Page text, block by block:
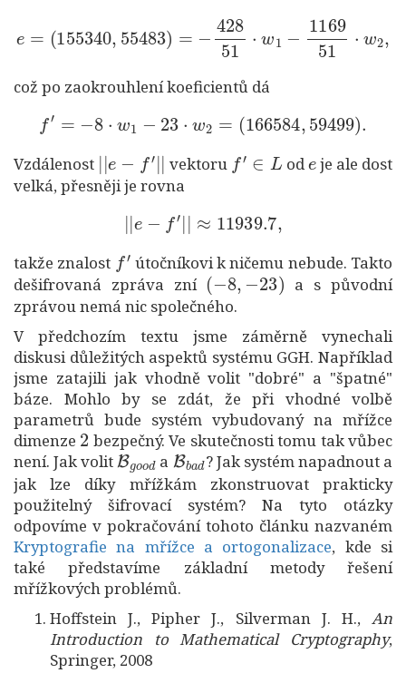
42851⋅ 116951⋅
což po zaokrouhlení koeficientů dá
−8 w1 23⋅w 2= 166584,59499).
Vzdálenost
| ′||
vektoru
′∈
od
je ale dost
velká, přesněji je rovna
|| −f′||≈11939.7,
takže znalost
′
útočníkovi k ničemu nebude. Takto
dešifrovaná zpráva zní
(−8,−23)
a s původní
zprávou nemá nic společného.
V předchozím textu jsme záměrně vynechali
diskusi důležitých aspektů systému GGH. Například
jsme zatajili jak vhodně volit "dobré" a "špatné"
báze. Mohlo by se zdát, že při vhodné volbě
parametrů bude systém vybudovaný na mřížce
dimenze
2
bezpečný. Ve skutečnosti tomu tak vůbec
není. Jak volit
Bgood
a
Bbad
? Jak systém napadnout a
jak lze díky mřížkám zkonstruovat prakticky
použitelný šifrovací systém? Na tyto otázky
odpovíme v pokračování tohoto článku nazvaném
Kryptografie na mřížce a ortogonalizace, kde si
také představíme základní metody řešení
mřížkových problémů.
Hoffstein J., Pipher J., Silverman J. H., An
Introduction to Mathematical Cryptography,
Springer, 2008